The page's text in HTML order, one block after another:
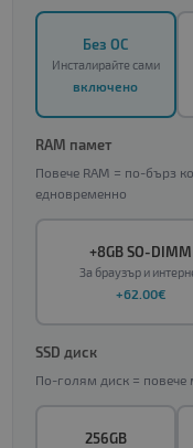
Без ОС
Инсталирайте сами
включено
RAM памет
Повече RAM = по-бърз
едновременно
+8GB SO-DIMM
За браузър и
+62.00€
SSD диск
По-голям диск =
256GB